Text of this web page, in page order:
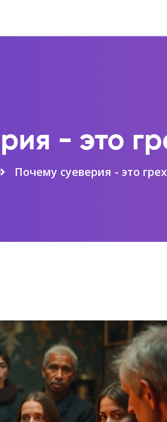
- это
Почему суеверия - это